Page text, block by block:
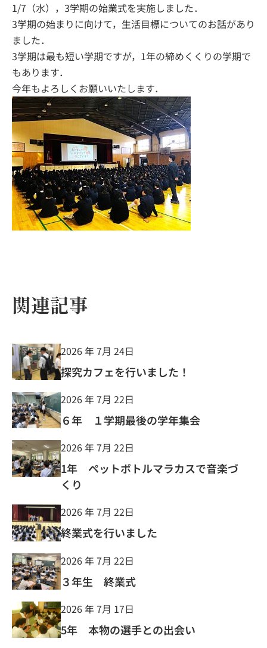
1/7（水），3学期の始業式を実施しました．
3学期の始まりに向けて，生活目標についてのお話があり
ました．
3学期は最も短い学期ですが，1年の締めくくりの学期で
もあります．
今年もよろしくお願いいたします．
関連記事
2026 年 7月 24日
探究カフェを行いました！
2026 年 7月 22日
６年 １学期最後の学年集会
2026 年 7月 22日
1年 ペットボトルマラカスで音楽づ
くり
2026 年 7月 22日
終業式を行いました
2026 年 7月 22日
３年生 終業式
2026 年 7月 17日
5年 本物の選手との出会い